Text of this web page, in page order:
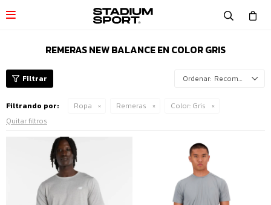

REMERAS NEW BALANCE EN COLOR GRIS
Recomendados
Filtrando por: Ropa Remeras Color: Gris
Quitar filtros